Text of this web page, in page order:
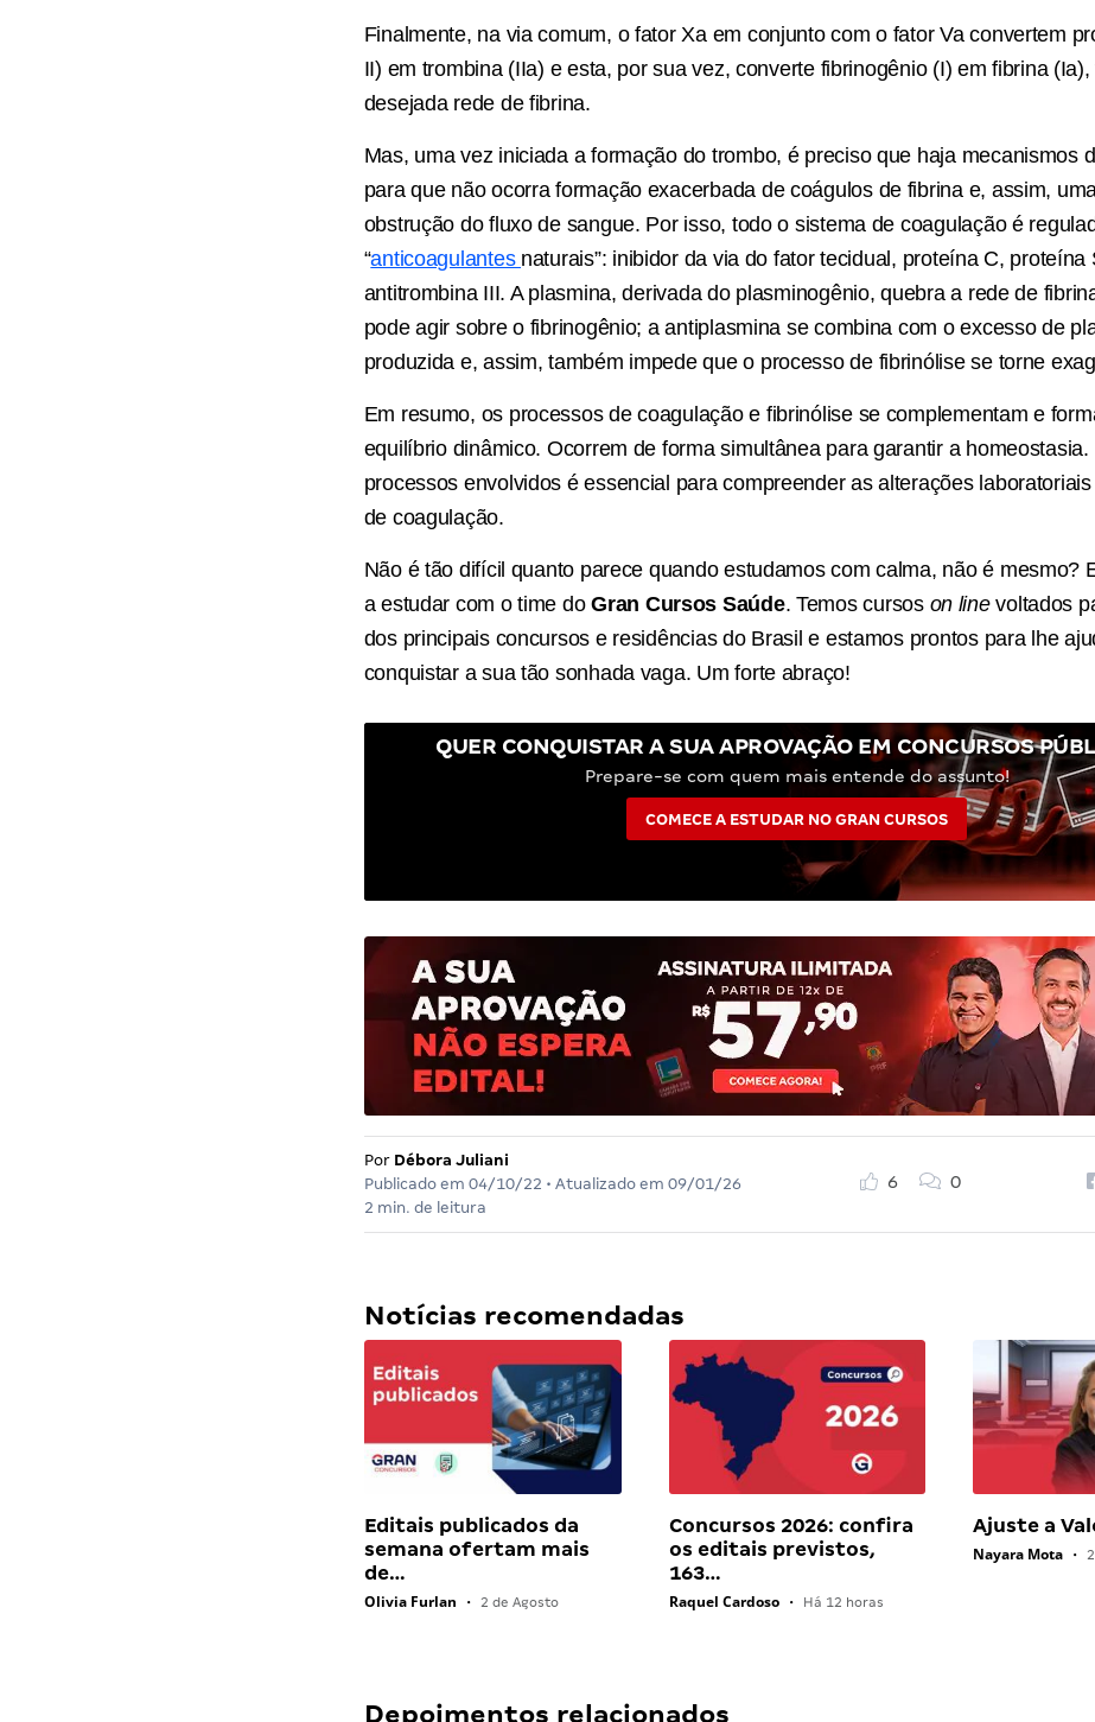
Finalmente, na via comum, o fator Xa em conjunto com o fator Va convertem
II) em trombina (IIa) e esta, por sua vez, converte fibrinogênio (I) em fibrina
desejada rede de fibrina.
Mas, uma vez iniciada a formação do trombo, é preciso que haja mecanismos
para que não ocorra formação exacerbada de coágulos de fibrina e, assim,
obstrução do fluxo de sangue. Por isso, todo o sistema de coagulação é
“anticoagulantes naturais”: inibidor da via do fator tecidual, proteína C, proteína
antitrombina III. A plasmina, derivada do plasminogênio, quebra a rede de
pode agir sobre o fibrinogênio; a antiplasmina se combina com o excesso de
produzida e, assim, também impede que o processo de fibrinólise se torne
Em resumo, os processos de coagulação e fibrinólise se complementam e
equilíbrio dinâmico. Ocorrem de forma simultânea para garantir a
processos envolvidos é essencial para compreender as alterações
de coagulação.
Não é tão difícil quanto parece quando estudamos com calma, não é mesmo?
a estudar com o time doGran Cursos Saúde. Temos cursos on linevoltados
dos principais concursos e residências do Brasil e estamos prontos para lhe
conquistar a sua tão sonhada vaga. Um forte abraço!
QUER CONQUISTAR A SUA APROVAÇÃO EM CONCURSOS
Prepare-se com quem mais entende do assunto!
COMECE A ESTUDAR NO GRAN CURSOS
Por Débora Juliani
Publicado em 04/10/22 • Atualizado em 09/01/26
2 min. de leitura
6 0
Notícias recomendadas
Editais publicados da
semana ofertam mais
de…
Olivia Furlan • 2 de Agosto
Concursos 2026: confira
os editais previstos,
163…
Raquel Cardoso • Há 12 horas
Ajuste a
Nayara Mota •
Depoimentos relacionados